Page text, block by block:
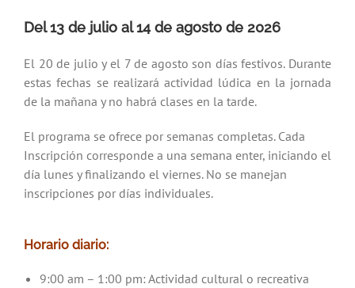
Del 13 de julio al 14 de agosto de 2026
El 20 de julio y el 7 de agosto son días festivos. Durante
estas fechas se realizará actividad lúdica en la jornada
de la mañana y no habrá clases en la tarde.
El programa se ofrece por semanas completas. Cada
Inscripción corresponde a una semana enter, iniciando el
día lunes y finalizando el viernes. No se manejan
inscripciones por días individuales.
Horario diario:
9:00 am – 1:00 pm: Actividad cultural o recreativa